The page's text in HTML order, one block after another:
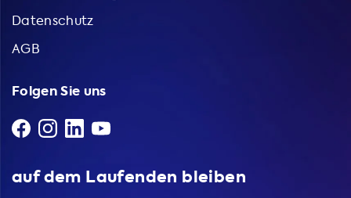
Datenschutz
AGB
Folgen Sie uns
auf dem Laufenden bleiben